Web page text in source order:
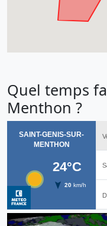
Quel temps
Menthon ?